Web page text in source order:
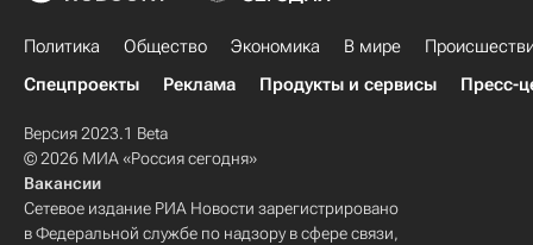
Политика Общество Экономика В мире
Спецпроекты
Реклама Продукты и сервисы Пресс-
Версия 2023.1 Beta
© 2026 МИА «Россия сегодня»
Вакансии
Сетевое издание РИА Новости зарегистрировано
в Федеральной службе по надзору в сфере связи,